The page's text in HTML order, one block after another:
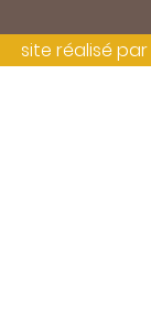
site réalisé par